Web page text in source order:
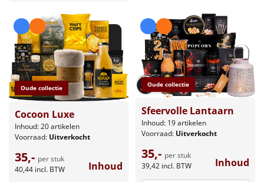
Oude collectie
Cocoon Luxe
Inhoud: 20 artikelen
Voorraad: Uitverkocht
35,- per stuk
40,44 incl. BTW Inhoud
Oude collectie
Sfeervolle Lantaarn
Inhoud: 19 artikelen
Voorraad: Uitverkocht
35,- per stuk
39,42 incl. BTW Inhoud